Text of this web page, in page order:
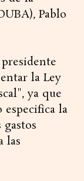
Pablo
la Ley
ya que
la
las